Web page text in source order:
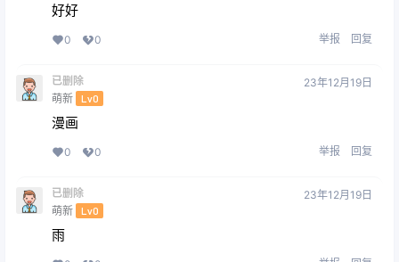
好好
0 0 举报 回复
已删除
萌新 Lv0
23年12月19日
漫画
0 0 举报 回复
已删除
萌新 Lv0
23年12月19日
雨